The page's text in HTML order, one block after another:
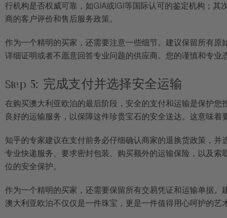
行机构是否权威可靠，如GIA或IGI等国际认可的鉴定机构；
商的客户评价和售后服务政策。
作为一个精明的买家，还需要注意一些细节。建议保留所有
详细证明或者不愿意回答专业问题的供应商。您的谨慎和专业
Step 5: 完成支付并选择安全运输
在购买澳大利亚欧泊的最后阶段，安全的支付和运输是保护
良好的运输服务，以保障这件珍贵宝石的安全送达。这意味着
知乎的专家建议在支付前务必仔细确认商家的退换货政策，
专业快递服务、要求密封包装、购买额外的运输保险，以及
位的安全保护。
作为一个精明的买家，还需要保留所有交易凭证和运输单据
澳大利亚欧泊不仅仅是一件珠宝，更是一件值得用心呵护的艺